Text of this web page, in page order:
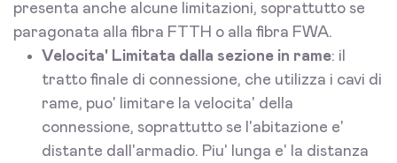
presenta anche alcune limitazioni, soprattutto se
paragonata alla fibra FTTH o alla fibra FWA.
Velocita' Limitata dalla sezione in rame: il
tratto finale di connessione, che utilizza i cavi di
rame, puo' limitare la velocita' della
connessione, soprattutto se l'abitazione e'
distante dall'armadio. Piu' lunga e' la distanza